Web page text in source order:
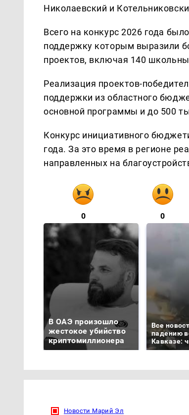
Николаевский и
Всего на конкурс 2026 года
поддержку которым выразили
проектов, включая 140
Реализация проектов-
поддержки из областного
основной программы и до 500
Конкурс инициативного
года. За это время в регионе
направленных на
0 0
В ОАЭ произошло
жестокое убийство
криптомиллионера
Все
падению
Кавказе:
Новости Марий Эл